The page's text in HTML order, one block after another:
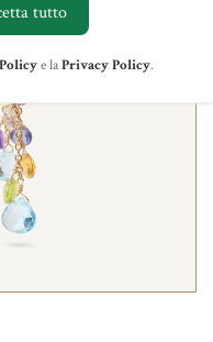
tutto
e laPrivacy Policy.